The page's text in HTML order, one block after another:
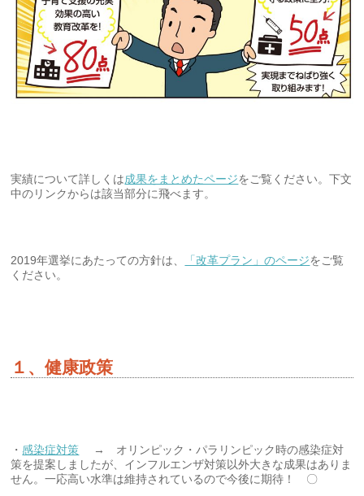
実績について詳しくは成果をまとめたページをご覧ください。下文
中のリンクからは該当部分に飛べます。
2019年選挙にあたっての方針は、 「改革プラン」のページをご覧
ください。
１、健康政策
・ 感染症対策 → オリンピック・パラリンピック時の感染症対
策を提案しましたが、インフルエンザ対策以外大きな成果はありま
せん。一応高い水準は維持されているので今後に期待！ 〇